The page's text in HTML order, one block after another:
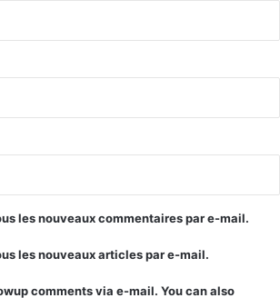
les nouveaux commentaires par e-mail.
les nouveaux articles par e-mail.
comments via e-mail. You can also